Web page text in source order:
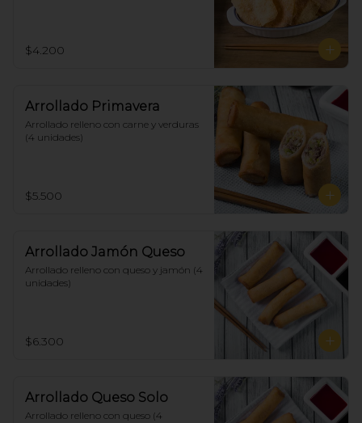
$4.200
Arrollado Primavera
Arrollado relleno con carne y verduras
(4 unidades)
$5.500
Arrollado Jamón Queso
Arrollado relleno con queso y jamón (4
unidades)
$6.300
Arrollado Queso Solo
Arrollado relleno con queso (4